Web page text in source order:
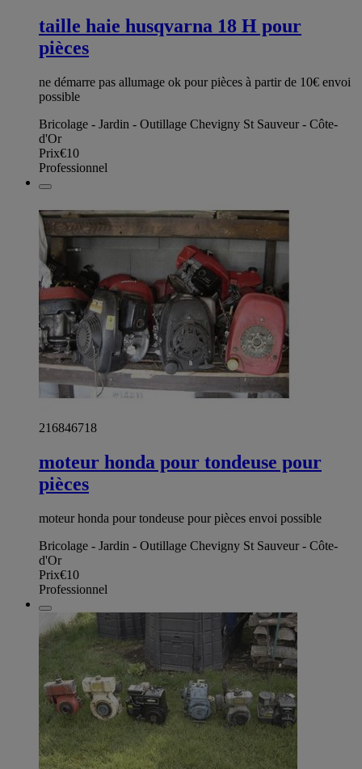
taille haie husqvarna 18 H pour
pièces
ne démarre pas allumage ok pour pièces à partir de 10€ envoi
possible
Bricolage - Jardin - Outillage Chevigny St Sauveur - Côte-
d'Or
Prix€10
Professionnel
216846718
moteur honda pour tondeuse pour
pièces
moteur honda pour tondeuse pour pièces envoi possible
Bricolage - Jardin - Outillage Chevigny St Sauveur - Côte-
d'Or
Prix€10
Professionnel